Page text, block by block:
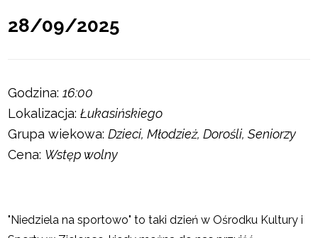
28/09/2025
Godzina:16:00
Lokalizacja:Łukasińskiego
Grupa wiekowa:Dzieci, Młodzież, Dorośli, Seniorzy
Cena: Wstęp wolny
"Niedziela na sportowo" to taki dzień w Ośrodku Kultury i